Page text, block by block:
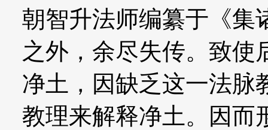
朝智升法师编纂于《集
之外，余尽失传。致使
净土，因缺乏这一法脉
教理来解释净土。因而